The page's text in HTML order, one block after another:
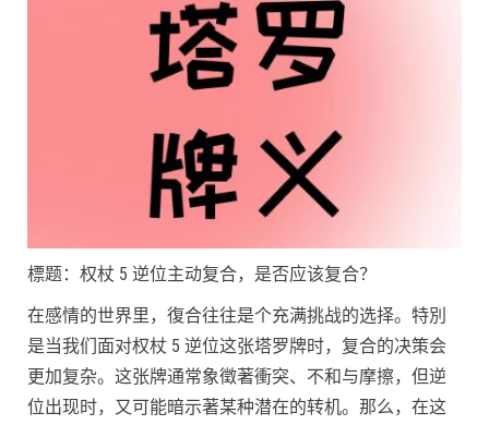
標题：权杖 5 逆位主动复合，是否应该复合？
在感情的世界里，復合往往是个充满挑战的选择。特別
是当我们面对权杖 5 逆位这张塔罗牌时，复合的决策会
更加复杂。这张牌通常象徵著衝突、不和与摩擦，但逆
位出现时，又可能暗示著某种潜在的转机。那么，在这